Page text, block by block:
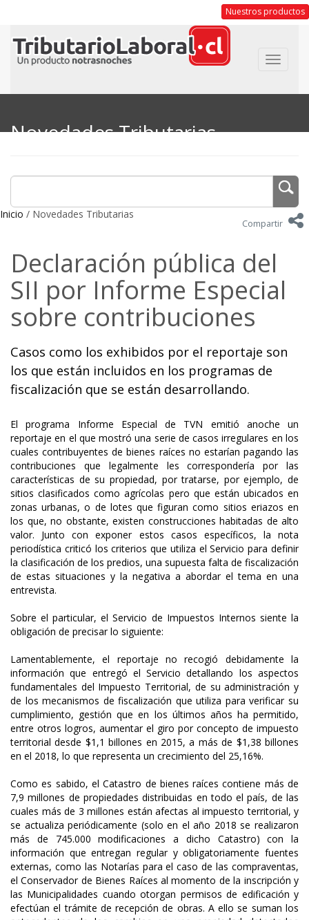
Nuestros productos
Toggle
Novedades Tributarias
Inicio / Novedades Tributarias
Compartir
Declaración pública del
SII por Informe Especial
sobre contribuciones
Casos como los exhibidos por el reportaje son
los que están incluidos en los programas de
fiscalización que se están desarrollando.
El programa Informe Especial de TVN emitió anoche un
reportaje en el que mostró una serie de casos irregulares en los
cuales contribuyentes de bienes raíces no estarían pagando las
contribuciones que legalmente les correspondería por las
características de su propiedad, por tratarse, por ejemplo, de
sitios clasificados como agrícolas pero que están ubicados en
zonas urbanas, o de lotes que figuran como sitios eriazos en
los que, no obstante, existen construcciones habitadas de alto
valor. Junto con exponer estos casos específicos, la nota
periodística criticó los criterios que utiliza el Servicio para definir
la clasificación de los predios, una supuesta falta de fiscalización
de estas situaciones y la negativa a abordar el tema en una
entrevista.
Sobre el particular, el Servicio de Impuestos Internos siente la
obligación de precisar lo siguiente:
Lamentablemente, el reportaje no recogió debidamente la
información que entregó el Servicio detallando los aspectos
fundamentales del Impuesto Territorial, de su administración y
de los mecanismos de fiscalización que utiliza para verificar su
cumplimiento, gestión que en los últimos años ha permitido,
entre otros logros, aumentar el giro por concepto de impuesto
territorial desde $1,1 billones en 2015, a más de $1,38 billones
en el 2018, lo que representa un crecimiento del 25,16%.
Como es sabido, el Catastro de bienes raíces contiene más de
7,9 millones de propiedades distribuidas en todo el país, de las
cuales más de 3 millones están afectas al impuesto territorial, y
se actualiza periódicamente (solo en el año 2018 se realizaron
más de 745.000 modificaciones a dicho Catastro) con la
información que entregan regular y obligatoriamente fuentes
externas, como las Notarías para el caso de las compraventas,
el Conservador de Bienes Raíces al momento de la inscripción y
las Municipalidades cuando otorgan permisos de edificación y
efectúan el trámite de recepción de obras. A ello se suman los